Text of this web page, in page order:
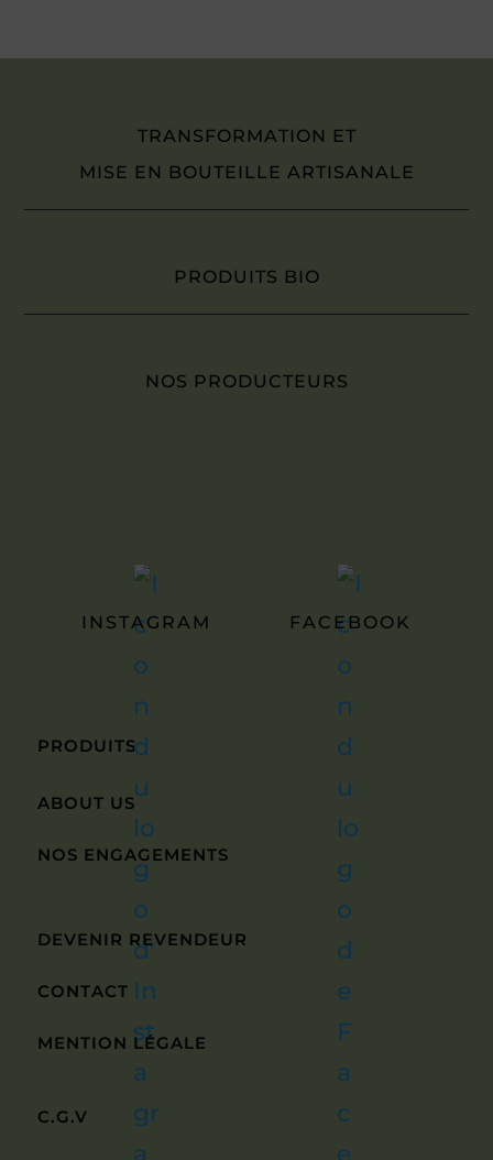
TRANSFORMATION ET
MISE EN BOUTEILLE ARTISANALE
PRODUITS BIO
NOS PRODUCTEURS
PRODUITS
ABOUT US
NOS ENGAGEMENTS
INSTAGRAM FACEBOOK
DEVENIR REVENDEUR
CONTACT
MENTION LÉGALE
C.G.V